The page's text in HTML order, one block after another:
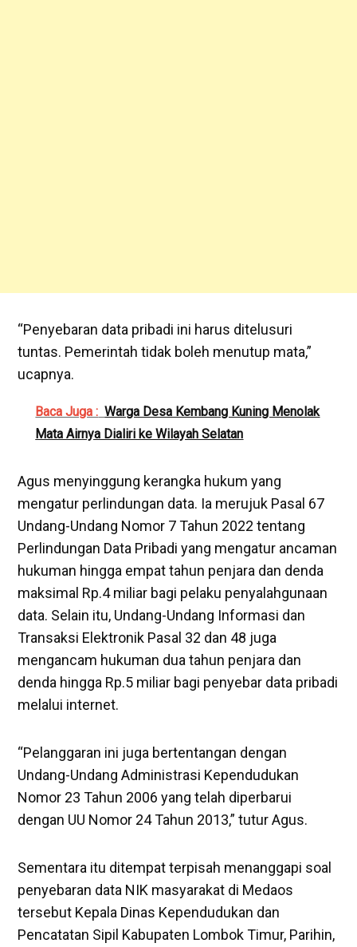
‎“Penyebaran data pribadi ini harus ditelusuri
tuntas. Pemerintah tidak boleh menutup mata,”
ucapnya.
Baca Juga : Warga Desa Kembang Kuning Menolak
Mata Airnya Dialiri ke Wilayah Selatan
‎Agus menyinggung kerangka hukum yang
mengatur perlindungan data. Ia merujuk Pasal 67
Undang-Undang Nomor 7 Tahun 2022 tentang
Perlindungan Data Pribadi yang mengatur ancaman
hukuman hingga empat tahun penjara dan denda
maksimal Rp.4 miliar bagi pelaku penyalahgunaan
data. Selain itu, Undang-Undang Informasi dan
Transaksi Elektronik Pasal 32 dan 48 juga
mengancam hukuman dua tahun penjara dan
denda hingga Rp.5 miliar bagi penyebar data pribadi
melalui internet.
‎“Pelanggaran ini juga bertentangan dengan
Undang-Undang Administrasi Kependudukan
Nomor 23 Tahun 2006 yang telah diperbarui
dengan UU Nomor 24 Tahun 2013,” tutur Agus.
‎‎Sementara itu ditempat terpisah menanggapi soal
penyebaran data NIK masyarakat di Medaos
tersebut Kepala Dinas Kependudukan dan
Pencatatan Sipil Kabupaten Lombok Timur, Parihin,